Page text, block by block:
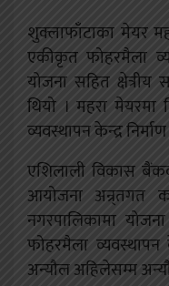
शुक्लाफाँटाका मेयर
एकीकृत फोहरमैला
योजना सहित
थियो । महरा मेयरमा
व्यवस्थापन केन्द्र
एशिलाली विकास
आयोजना अन्र्तगत
नगरपालिकामा
फोहरमैला
अन्यौल अहिलेसम्म